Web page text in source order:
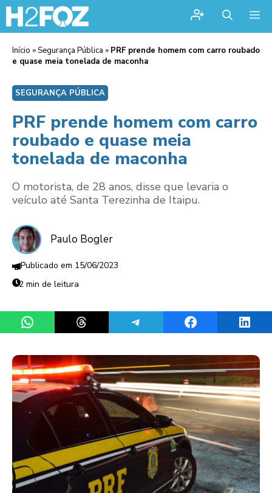
Início »Segurança Pública » PRF prende homem com carro roubado
e quase meia tonelada de maconha
SEGURANÇA PÚBLICA
PRF prende homem com carro
roubado e quase meia
tonelada de maconha
O motorista, de 28 anos, disse que levaria o
veículo até Santa Terezinha de Itaipu.
Paulo Bogler
15/06/2023
2 min de leitura
Share on WhatsAppShare on ThreadsShare on TelegramShare on Facebook